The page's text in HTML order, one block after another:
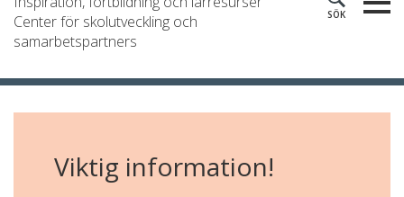
Center för skolutveckling och
samarbetspartners
SÖK
Viktig information!